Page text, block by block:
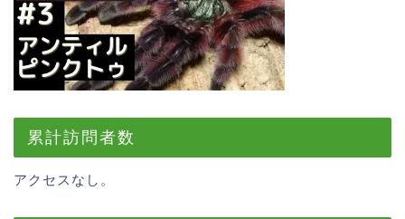
累計訪問者数
アクセスなし。